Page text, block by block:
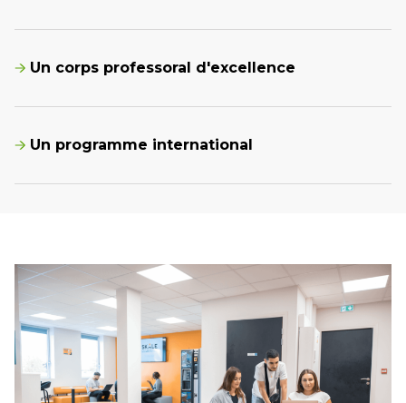
Un corps professoral d'excellence
Un programme international